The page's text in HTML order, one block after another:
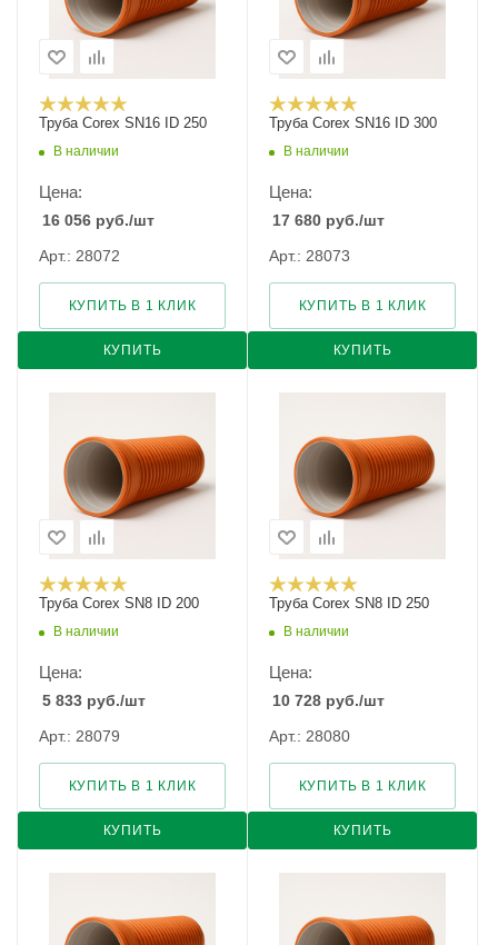
Труба Corex SN16 ID 250
В наличии
Цена:
16 056 руб./шт
Арт.: 28072
КУПИТЬ
КУПИТЬ В 1 КЛИК
Труба Corex SN16 ID 300
В наличии
Цена:
17 680 руб./шт
Арт.: 28073
КУПИТЬ
КУПИТЬ В 1 КЛИК
Труба Corex SN8 ID 200
В наличии
Цена:
5 833 руб./шт
Арт.: 28079
КУПИТЬ
КУПИТЬ В 1 КЛИК
Труба Corex SN8 ID 250
В наличии
Цена:
10 728 руб./шт
Арт.: 28080
КУПИТЬ
КУПИТЬ В 1 КЛИК